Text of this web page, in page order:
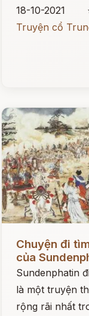
18-10-2021
Truyện cổ
Chuyện đi
của
Sundenphatin
là một truyện
rộng rãi nhất